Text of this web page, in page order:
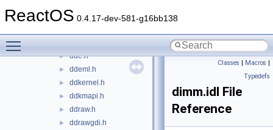
ReactOS 0.4.17-dev-581-g16bb138
► dbs.idl
► dde.h
► ddeml.h
► ddkernel.h
► ddkmapi.h
► ddraw.h
► ddrawgdi.h
Classes | Macros |
Typedefs
dimm.idl File
Reference